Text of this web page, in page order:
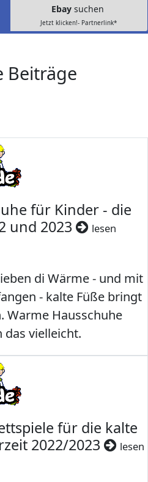
Ebay suchen
Jetzt klicken!- Partnerlink*
Beiträge
für Kinder - die
und 2023
lesen
di Wärme - und mit
- kalte Füße bringt
Warme Hausschuhe
das vielleicht.
für die kalte
2022/2023
lesen